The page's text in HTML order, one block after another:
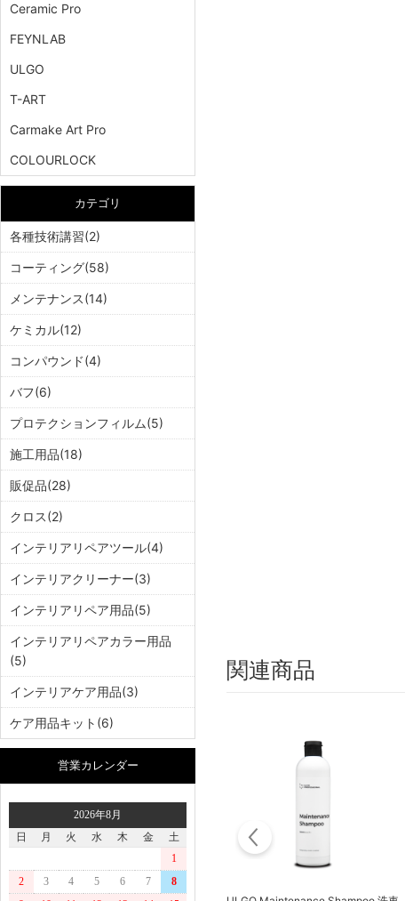
Ceramic Pro
FEYNLAB
ULGO
T-ART
Carmake Art Pro
COLOURLOCK
カテゴリ
各種技術講習(2)
コーティング(58)
メンテナンス(14)
ケミカル(12)
コンパウンド(4)
バフ(6)
プロテクションフィルム(5)
施工用品(18)
販促品(28)
クロス(2)
インテリアリペアツール(4)
インテリアクリーナー(3)
インテリアリペア用品(5)
インテリアリペアカラー用品
(5)
インテリアケア用品(3)
ケア用品キット(6)
営業カレンダー
2026年8月
日
月 火 水 木 金
土
1
2
3 4 5 6 7
8
関連商品